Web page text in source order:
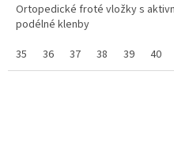
Ortopedické froté vložky s
podélné klenby
35
36 37 38 39 40